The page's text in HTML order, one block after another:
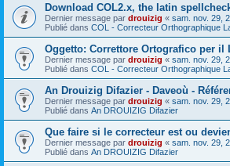
Download COL2.x, the latin
Dernier message par drouizig « sam. nov. 29,
Publié dans COL - Correcteur Orthographique
Oggetto: Correttore Ortografico per il
Dernier message par drouizig « sam. nov. 29,
Publié dans COL - Correcteur Orthographique
An Drouizig Difazier - Daveoù -
Dernier message par drouizig « sam. nov. 29,
Publié dans An DROUIZIG Difazier
Que faire si le correcteur est ou
Dernier message par drouizig « sam. nov. 29,
Publié dans An DROUIZIG Difazier